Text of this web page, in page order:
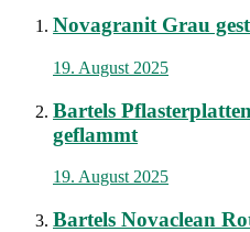
Novagranit Grau
19. August 2025
Bartels
geflammt
19. August 2025
Bartels Novaclean